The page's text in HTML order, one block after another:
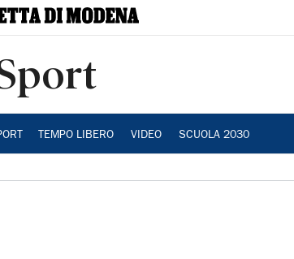
TEMPO LIBERO VIDEO SCUOLA 2030